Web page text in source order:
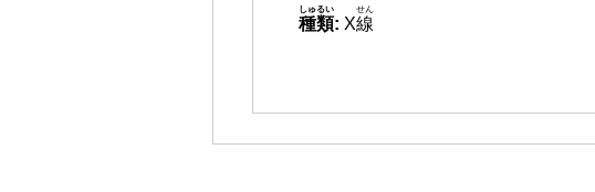
種類
しゅるい
: X線
せん